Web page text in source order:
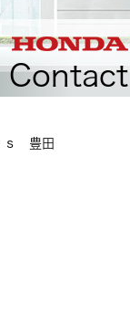
Contact
ｓ 豊田